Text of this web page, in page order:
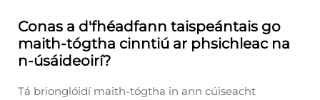
Conas a d'fhéadfann taispeántais go
maith-tógtha cinntiú ar phsichleac na
n-úsáideoirí?
Tá brionglóidí maith-tógtha in ann cúiseacht